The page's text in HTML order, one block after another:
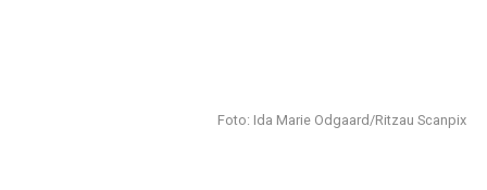
Foto: Ida Marie Odgaard/Ritzau Scanpix